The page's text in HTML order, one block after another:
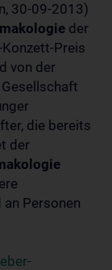
30-09-2013)
der
Preis
von der
die bereits
der
Personen